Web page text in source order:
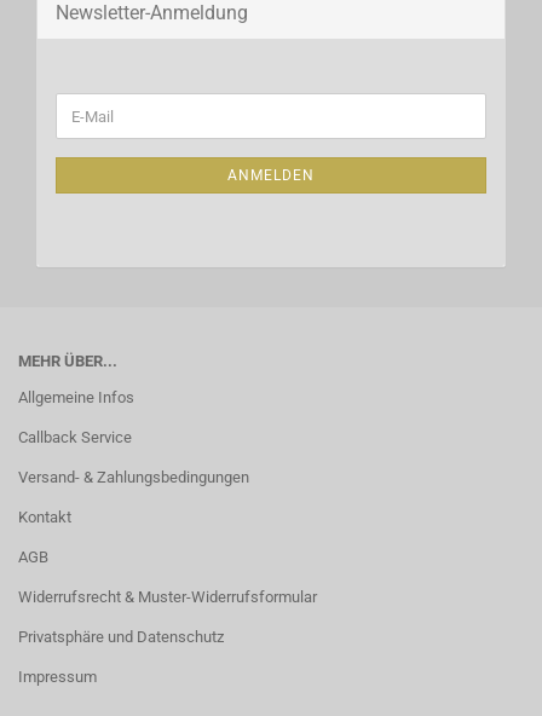
Newsletter-Anmeldung
ZUR
E-
Mail
ANMELDEN
MEHR ÜBER...
Allgemeine Infos
Callback Service
Versand- & Zahlungsbedingungen
Kontakt
AGB
Widerrufsrecht & Muster-Widerrufsformular
Privatsphäre und Datenschutz
Impressum